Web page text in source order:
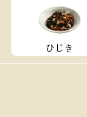
ひじき